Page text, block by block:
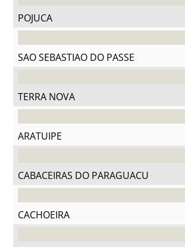
POJUCA
SAO SEBASTIAO DO PASSE
TERRA NOVA
ARATUIPE
CABACEIRAS DO PARAGUACU
CACHOEIRA